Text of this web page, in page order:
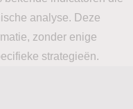
analyse. Deze
zonder enige
strategieën.